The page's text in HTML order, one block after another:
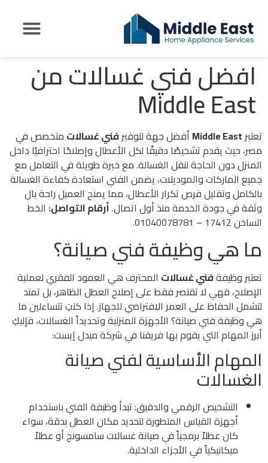
افضل فني غسالات من
Middle East
تعتبر Middle East أفضل جهة لتوفير فني غسالات متخصص في
مصر، حيث يقدم تشخيصًا دقيقًا لكل الأعطال وإصلاحًا احترافيًا داخل
المنزل دون الحاجة لنقل الغسالة. مع خبرة طويلة في التعامل مع
جميع الماركات والموديلات، يضمن الفني استعادة كفاءة الغسالة
بالكامل وتقليل فرص تكرار الأعطال، مما يمنح العميل راحة بال
وثقة في جودة الخدمة منذ أول اتصال.أرقام التواصل: الخط
الساخن 17412 – 01040078781.
ما هي وظيفة فني صيانة؟
تعتبر وظيفةفني غسالات المحترف هي العمود الفقري لعملية
الإصلاح، فهي لا تقتصر فقط على إصلاح العطل الظاهر، بل تمتد
لتشمل الحفاظ على العمر الافتراضي للجهاز. إذا كنتِ تتساءلين ما
هي وظيفة فني صيانة؟ الأجهزة المنزلية وتحديداً الغسالات، فإليكِ
أبرز المهام التي يقوم بها فريقنا في شركة ميدل إيست:
المهام الأساسية لفني صيانة
الغسالات
التشخيص الرقمي والدقيق: تبدأ وظيفة الفني باستخدام
أجهزة القياس المتطورة لتحديد مكان العطل بدقة، سواء
كان عطلاً برمجياً في صيانة غسالات سامسونج أو عطلاً
ميكانيكياً في الأجزاء الداخلية.